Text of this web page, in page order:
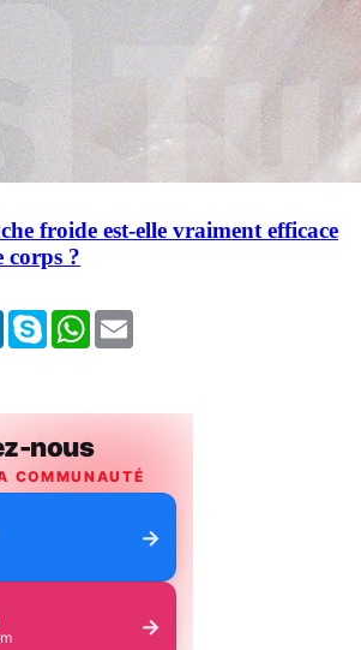
froide est-elle vraiment efficace
?
LinkedInSkype WhatsApp